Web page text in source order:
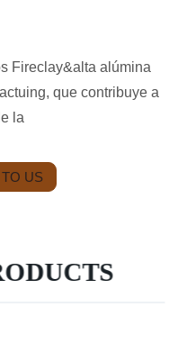
Fireclay&alta alúmina
que contribuye a
la
US